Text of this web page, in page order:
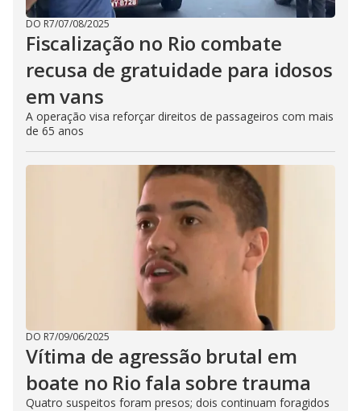
DO R7/07/08/2025
Fiscalização no Rio combate
recusa de gratuidade para idosos
em vans
A operação visa reforçar direitos de passageiros com mais
de 65 anos
DO R7/09/06/2025
Vítima de agressão brutal em
boate no Rio fala sobre trauma
Quatro suspeitos foram presos; dois continuam foragidos